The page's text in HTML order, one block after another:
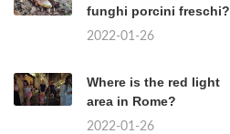
funghi porcini freschi?
2022-01-26
Where is the red light
area in Rome?
2022-01-26